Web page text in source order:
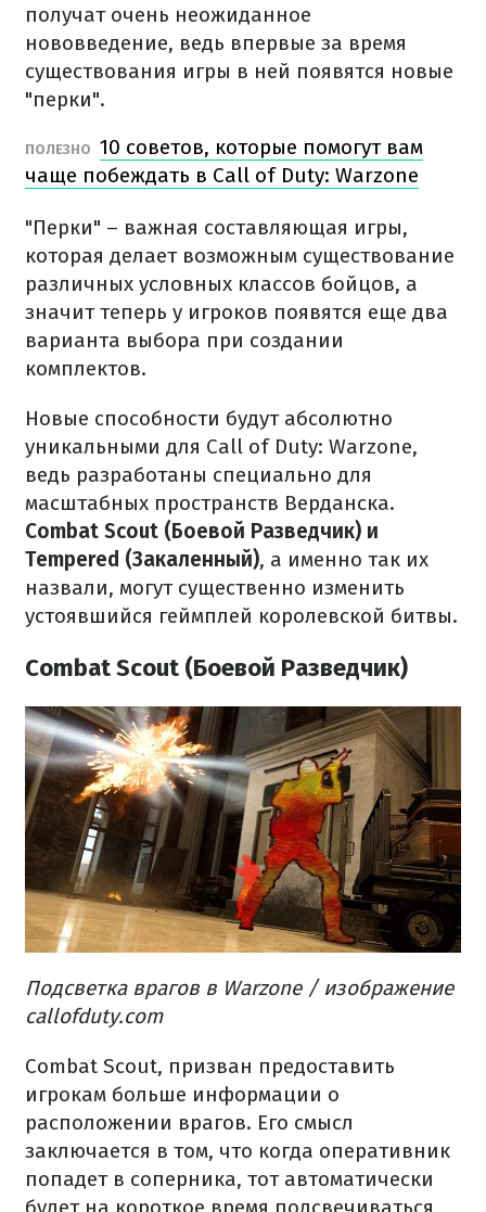
получат очень неожиданное
нововведение, ведь впервые за время
существования игры в ней появятся новые
"перки".
ПОЛЕЗНО 10 советов, которые помогут вам
чаще побеждать в Call of Duty: Warzone
"Перки" – важная составляющая игры,
которая делает возможным существование
различных условных классов бойцов, а
значит теперь у игроков появятся еще два
варианта выбора при создании
комплектов.
Новые способности будут абсолютно
уникальными для Call of Duty: Warzone,
ведь разработаны специально для
масштабных пространств Верданска.
Combat Scout (Боевой Разведчик) и
Tempered (Закаленный), а именно так их
назвали, могут существенно изменить
устоявшийся геймплей королевской битвы.
Combat Scout (Боевой Разведчик)
Подсветка врагов в Warzone / изображение
callofduty.com
Combat Scout, призван предоставить
игрокам больше информации о
расположении врагов. Его смысл
заключается в том, что когда оперативник
попадет в соперника, тот автоматически
будет на короткое время подсвечиваться